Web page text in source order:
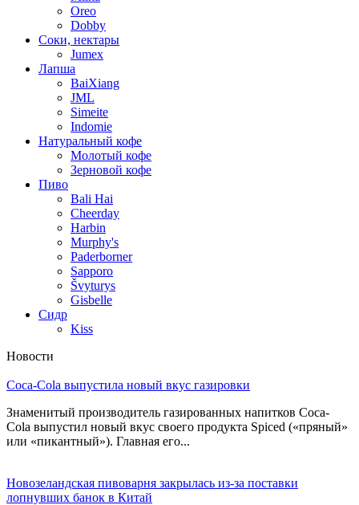
Oreo
Dobby
Соки, нектары
Jumex
Лапша
BaiXiang
JML
Simeite
Indomie
Натуральный кофе
Молотый кофе
Зерновой кофе
Пиво
Bali Hai
Cheerday
Harbin
Murphy's
Paderborner
Sapporo
Švyturys
Gisbelle
Сидр
Kiss
Новости
Coca-Cola выпустила новый вкус газировки
Знаменитый производитель газированных напитков Coca-
Cola выпустил новый вкус своего продукта Spiced («пряный»
или «пикантный»). Главная его...
Новозеландская пивоварня закрылась из-за поставки
лопнувших банок в Китай